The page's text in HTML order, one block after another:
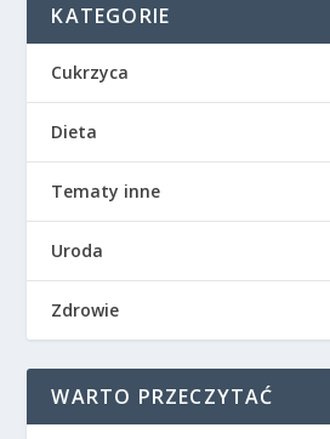
KATEGORIE
Cukrzyca
Dieta
Tematy inne
Uroda
Zdrowie
WARTO PRZECZYTAĆ